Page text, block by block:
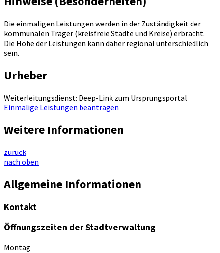
Die einmaligen Leistungen werden in der Zuständigkeit der
kommunalen Träger (kreisfreie Städte und Kreise) erbracht.
Die Höhe der Leistungen kann daher regional unterschiedlich
sein.
Urheber
Weiterleitungsdienst: Deep-Link zum Ursprungsportal
Einmalige Leistungen beantragen
Weitere Informationen
zurück
nach oben
Allgemeine Informationen
Kontakt
Öffnungszeiten der Stadtverwaltung
Montag